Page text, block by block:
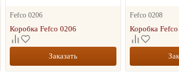
Fefco 0206
Коробка Fefco 0206
Заказать
Fefco 0208
Коробка